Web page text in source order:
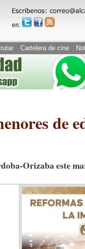
en:
Cartelera de cine
de
Orizaba este